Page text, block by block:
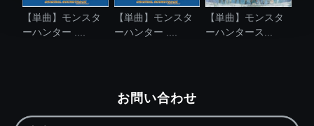
【単曲】モンスタ
ーハンター ....
【単曲】モンスタ
ーハンター ....
【単曲】モンスタ
ーハンタース...
お問い合わせ